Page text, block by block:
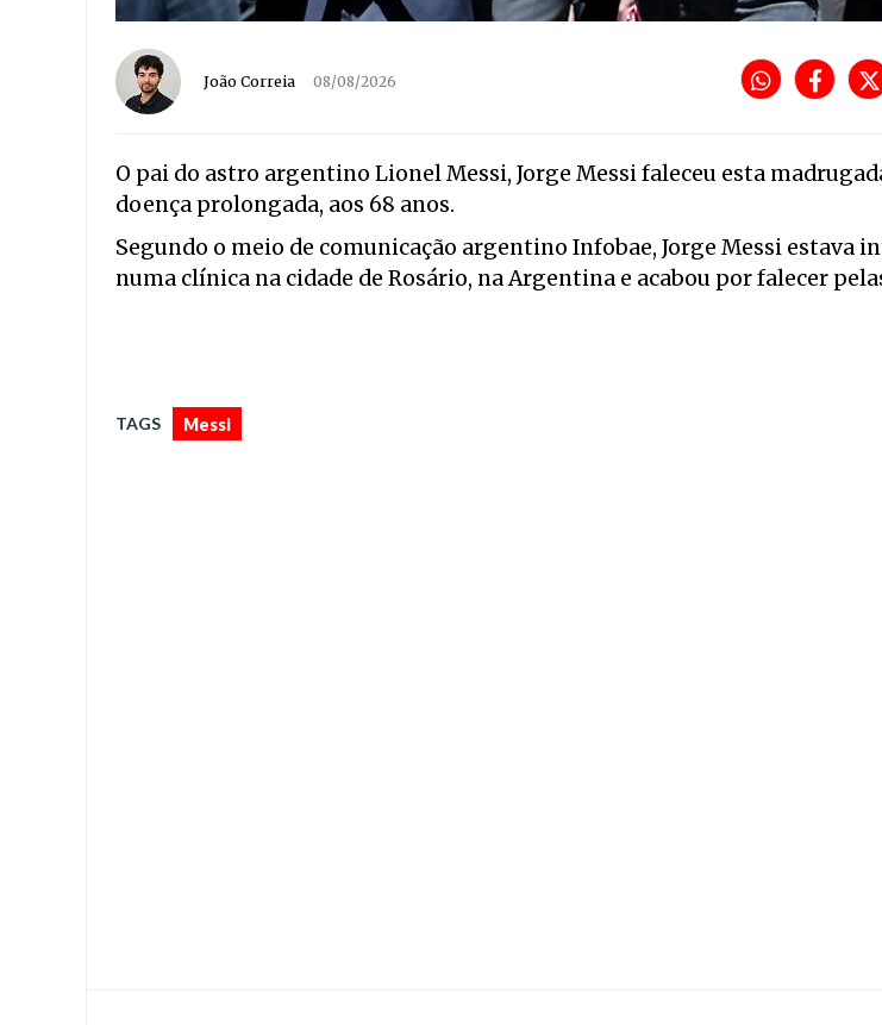
João Correia 08/08/2026
O pai do astro argentino Lionel Messi, Jorge Messi faleceu esta
doença prolongada, aos 68 anos.
Segundo o meio de comunicação argentino Infobae, Jorge Messi estava
numa clínica na cidade de Rosário, na Argentina e acabou por falecer
TAGS Messi